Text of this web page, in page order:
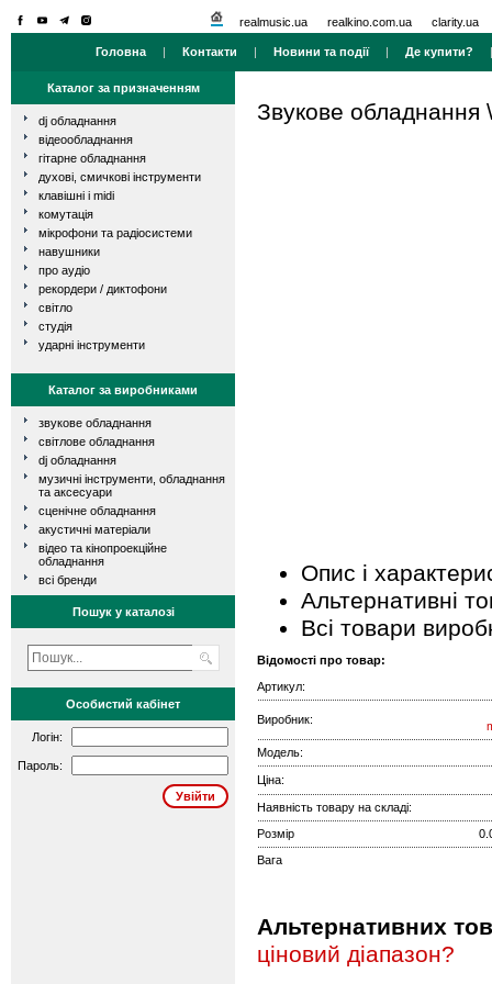
realmusic.ua realkino.com.ua clarity.ua
Головна | Контакти | Новини та події| Де купити?
Каталог за призначенням
dj обладнання
відеообладнання
гітарне обладнання
духові, смичкові інструменти
клавішні і midi
комутація
мікрофони та радіосистеми
навушники
про аудіо
рекордери / диктофони
світло
студія
ударні інструменти
Каталог за виробниками
звукове обладнання
світлове обладнання
dj обладнання
музичні інструменти, обладнання
та аксесуари
сценічне обладнання
акустичні матеріали
відео та кінопроекційне
обладнання
всі бренди
Пошук у каталозі
Особистий кабінет
Логін:
Пароль:
Звукове обладнання
Опис і
Альтернативні
Всі товари
Відомості про товар:
Артикул:
Виробник:
Модель:
Ціна:
Наявність товару на складі:
Розмір
Вага
Альтернативних
ціновий діапазон?